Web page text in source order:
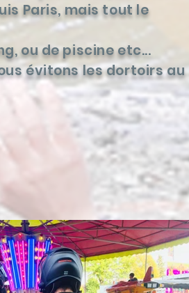
Paris, mais tout le
ou de piscine etc...
évitons les dortoirs au